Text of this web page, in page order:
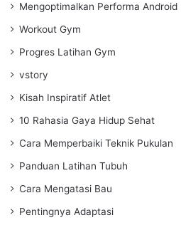
Mengoptimalkan Performa Android
Workout Gym
Progres Latihan Gym
vstory
Kisah Inspiratif Atlet
10 Rahasia Gaya Hidup Sehat
Cara Memperbaiki Teknik Pukulan
Panduan Latihan Tubuh
Cara Mengatasi Bau
Pentingnya Adaptasi